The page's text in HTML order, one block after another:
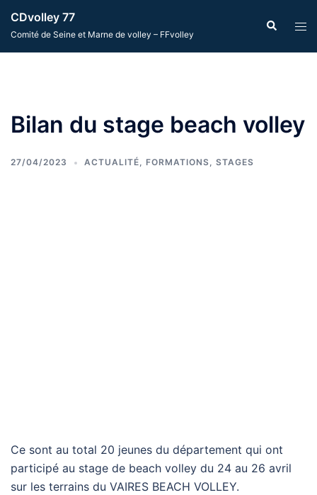
CDvolley 77
Comité de Seine et Marne de volley – FFvolley
Bilan du stage beach volley
27/04/2023 ACTUALITÉ, FORMATIONS, STAGES
Ce sont au total 20 jeunes du département qui ont
participé au stage de beach volley du 24 au 26 avril
sur les terrains du VAIRES BEACH VOLLEY.